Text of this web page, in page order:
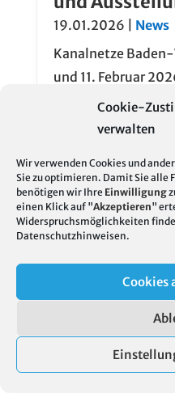
Cookie-
verwalten
Wir verwenden Cookies und
Sie zu optimieren. Damit Sie alle
benötigen wir Ihre Einwilligung
einen Klick auf "Akzeptieren"
Widerspruchsmöglichkeiten
Datenschutzhinweisen.
Cookies
19.01.2026
News
Kanalnetze
und 11. Februar
Archiv der
2024